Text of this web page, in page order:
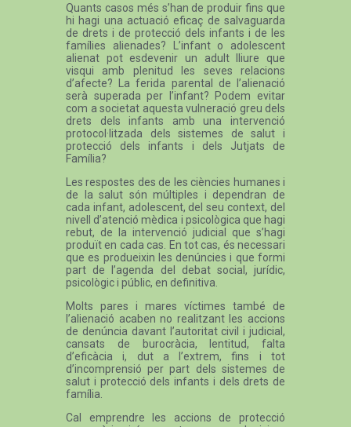
Quants casos més s’han de produir fins que
hi hagi una actuació eficaç de salvaguarda
de drets i de protecció dels infants i de les
famílies alienades? L’infant o adolescent
alienat pot esdevenir un adult lliure que
visqui amb plenitud les seves relacions
d’afecte? La ferida parental de l’alienació
serà superada per l’infant? Podem evitar
com a societat aquesta vulneració greu dels
drets dels infants amb una intervenció
protocol·litzada dels sistemes de salut i
protecció dels infants i dels Jutjats de
Família?
Les respostes des de les ciències humanes i
de la salut són múltiples i dependran de
cada infant, adolescent, del seu context, del
nivell d’atenció mèdica i psicològica que hagi
rebut, de la intervenció judicial que s’hagi
produït en cada cas. En tot cas, és necessari
que es produeixin les denúncies i que formi
part de l’agenda del debat social, jurídic,
psicològic i públic, en definitiva.
Molts pares i mares víctimes també de
l’alienació acaben no realitzant les accions
de denúncia davant l’autoritat civil i judicial,
cansats de burocràcia, lentitud, falta
d’eficàcia i, dut a l’extrem, fins i tot
d’incomprensió per part dels sistemes de
salut i protecció dels infants i dels drets de
família.
Cal emprendre les accions de protecció